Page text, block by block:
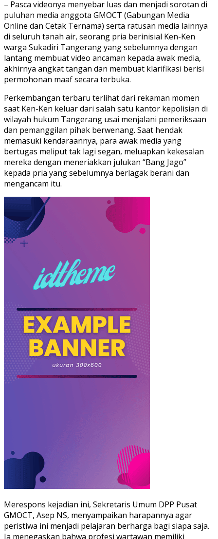
– Pasca videonya menyebar luas dan menjadi sorotan di
puluhan media anggota GMOCT (Gabungan Media
Online dan Cetak Ternama) serta ratusan media lainnya
di seluruh tanah air, seorang pria berinisial Ken-Ken
warga Sukadiri Tangerang yang sebelumnya dengan
lantang membuat video ancaman kepada awak media,
akhirnya angkat tangan dan membuat klarifikasi berisi
permohonan maaf secara terbuka.
Perkembangan terbaru terlihat dari rekaman momen
saat Ken-Ken keluar dari salah satu kantor kepolisian di
wilayah hukum Tangerang usai menjalani pemeriksaan
dan pemanggilan pihak berwenang. Saat hendak
memasuki kendaraannya, para awak media yang
bertugas meliput tak lagi segan, meluapkan kekesalan
mereka dengan meneriakkan julukan “Bang Jago”
kepada pria yang sebelumnya berlagak berani dan
mengancam itu.
Merespons kejadian ini, Sekretaris Umum DPP Pusat
GMOCT, Asep NS, menyampaikan harapannya agar
peristiwa ini menjadi pelajaran berharga bagi siapa saja.
Ia menegaskan bahwa profesi wartawan memiliki